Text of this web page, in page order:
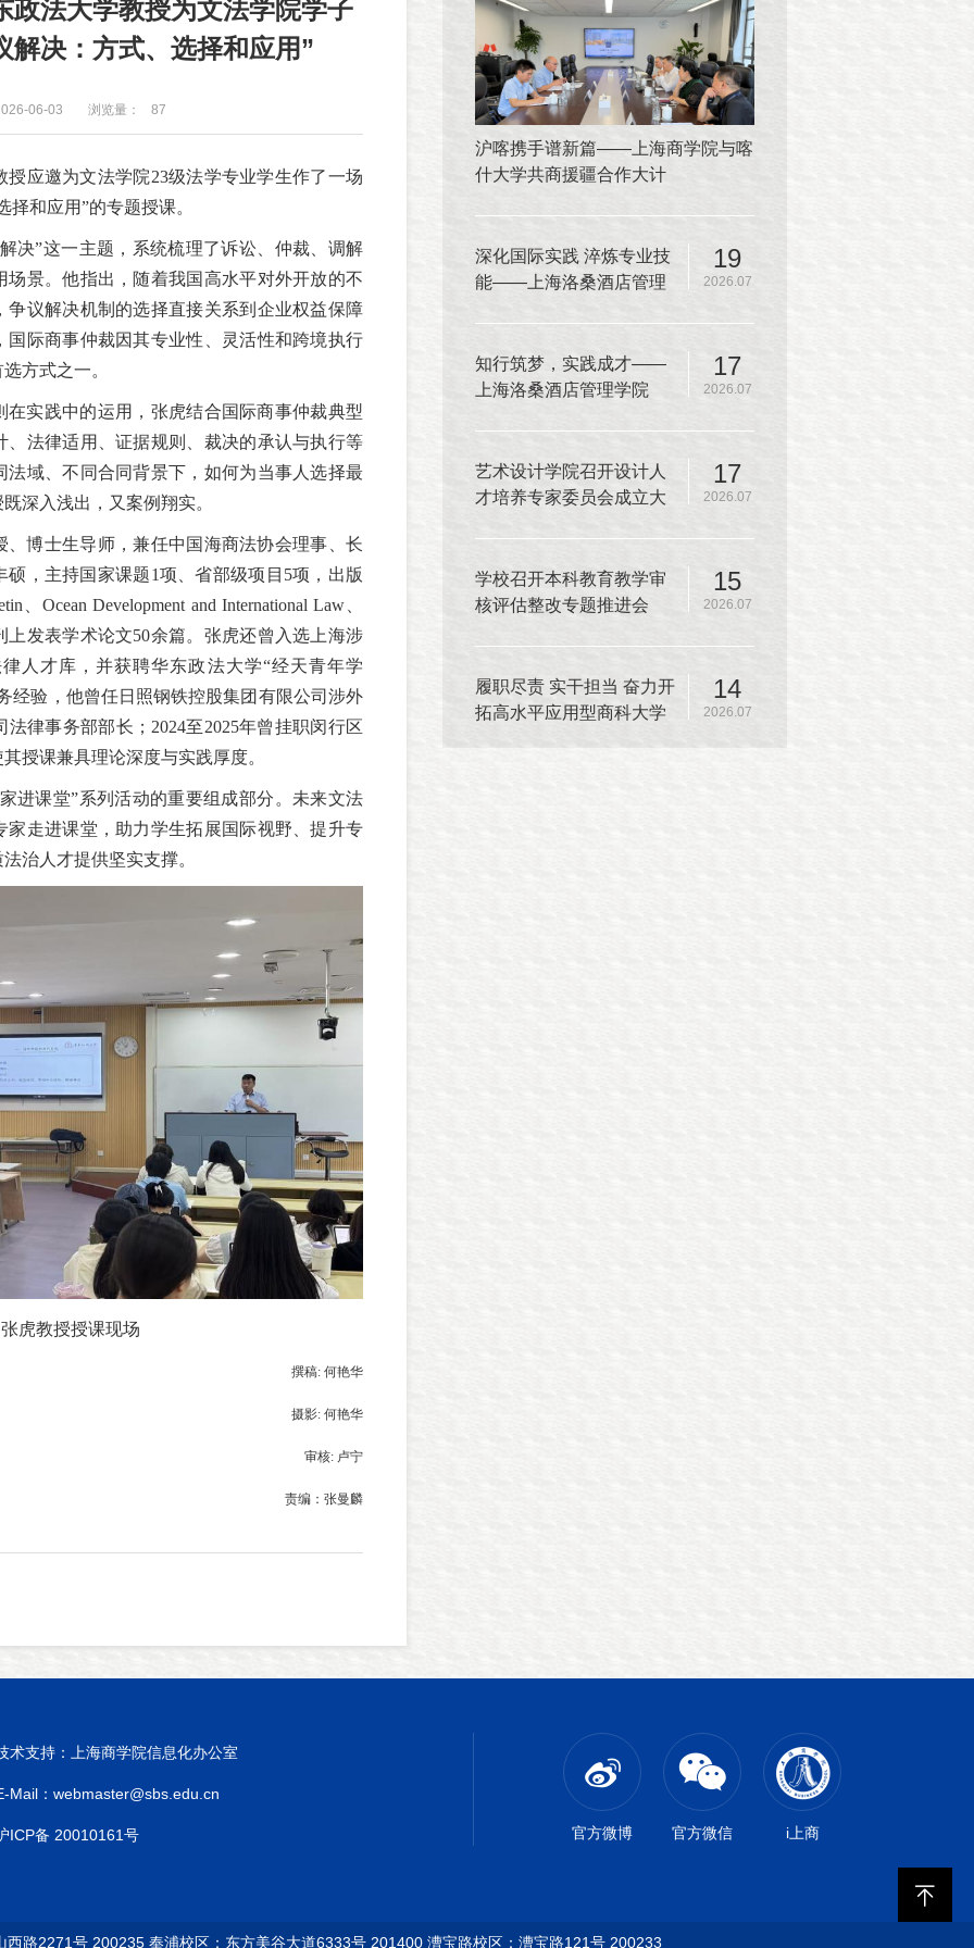
政法大学教授为文法学院学子
解决：方式、选择和应用”
06-03 浏览量： 87
授应邀为文法学院23级法学专业学生作了一场
和应用”的专题授课。
决”这一主题，系统梳理了诉讼、仲裁、调解
景。他指出，随着我国高水平对外开放的不
议解决机制的选择直接关系到企业权益保障
国际商事仲裁因其专业性、灵活性和跨境执行
方式之一。
实践中的运用， 张虎结合国际商事仲裁典型
法律适用、证据规则、裁决的承认与执行等
域、不同合同背景下，如何为当事人选择最
深入浅出，又案例翔实。
博士生导师，兼任中国海商法协会理事、长
，主持国家课题1项、省部级项目5项，出版
、Ocean Development and International Law、
发表学术论文50余篇。 张虎还曾入选上海涉
人才库，并获聘华东政法大学“经天青年学
经验，他曾任日照钢铁控股集团有限公司涉外
律事务部部长；2024至2025年曾挂职闵行区
授课兼具理论深度与实践厚度。
进课堂”系列活动的重要组成部分。未来文法
走进课堂，助力学生拓展国际视野、提升专
治人才提供坚实支撑。
虎教授授课现场
撰稿: 何艳华
摄影: 何艳华
审核: 卢宁
责编：张曼麟
沪喀携手谱新篇——上海商学院与喀
什大学共商援疆合作大计
19
2026.07
深化国际实践 淬炼专业技
能——上海洛桑酒店管理
17
2026.07
知行筑梦，实践成才——
上海洛桑酒店管理学院
17
2026.07
艺术设计学院召开设计人
才培养专家委员会成立大
15
2026.07
学校召开本科教育教学审
核评估整改专题推进会
14
2026.07
履职尽责 实干担当 奋力开
拓高水平应用型商科大学
术支持：上海商学院信息化办公室
Mail：webmaster@sbs.edu.cn
ICP备 20010161号 i上商
官方微信
官方微博
西路2271号 200235 奉浦校区：东方美谷大道6333号 201400 漕宝路校区：漕宝路121号 200233